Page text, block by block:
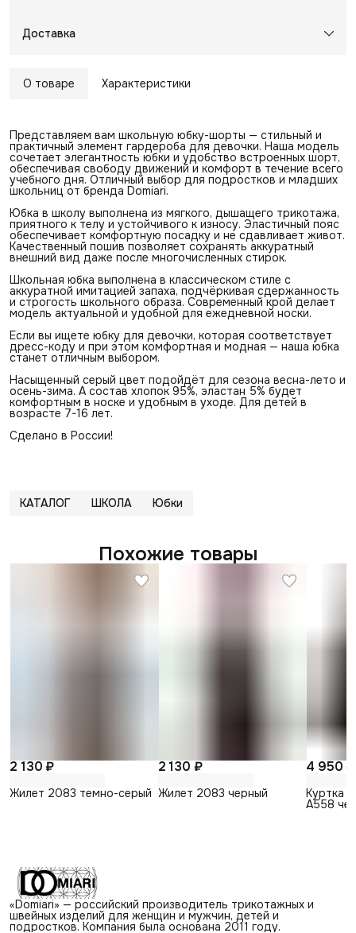
Доставка
О товаре Характеристики
Представляем вам школьную юбку-шорты — стильный и
практичный элемент гардероба для девочки. Наша модель
сочетает элегантность юбки и удобство встроенных шорт,
обеспечивая свободу движений и комфорт в течение всего
учебного дня. Отличный выбор для подростков и младших
школьниц от бренда Domiari.
Юбка в школу выполнена из мягкого, дышащего трикотажа,
приятного к телу и устойчивого к износу. Эластичный пояс
обеспечивает комфортную посадку и не сдавливает живот.
Качественный пошив позволяет сохранять аккуратный
внешний вид даже после многочисленных стирок.
Школьная юбка выполнена в классическом стиле с
аккуратной имитацией запаха, подчёркивая сдержанность
и строгость школьного образа. Современный крой делает
модель актуальной и удобной для ежедневной носки.
Если вы ищете юбку для девочки, которая соответствует
дресс-коду и при этом комфортная и модная — наша юбка
станет отличным выбором.
Насыщенный серый цвет подойдёт для сезона весна-лето и
осень-зима. А состав хлопок 95%, эластан 5% будет
комфортным в носке и удобным в уходе. Для детей в
возрасте 7-16 лет.
Сделано в России!
КАТАЛОГ ШКОЛА Юбки
Похожие товары
2 130 ₽
Жилет 2083 темно-серый
2 130 ₽
Жилет 2083 черный
4 950 ₽
Куртка
А558
«Domiari» — российский производитель трикотажных и
швейных изделий для женщин и мужчин, детей и
подростков. Компания была основана 2011 году.